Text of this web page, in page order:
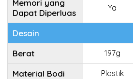
Memori yang
Dapat Diperluas
Ya
Desain
Berat
197g
Material Bodi Plastik